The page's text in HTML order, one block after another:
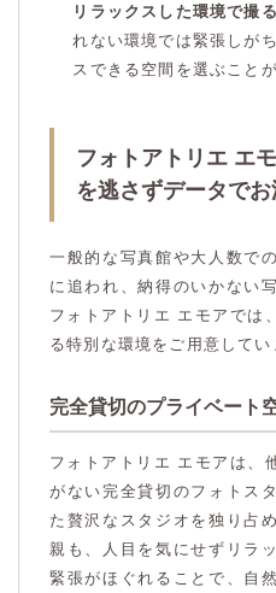
リラックスした環境で撮る
れない環境では緊張しが
スできる空間を選ぶこと
フォトアトリエ エ
を逃さずデータでお
一般的な写真館や大人数で
に追われ、納得のいかない
フォトアトリエ エモアでは
る特別な環境をご用意してい
完全貸切のプライベート
フォトアトリエ エモアは、
がない完全貸切のフォトス
た贅沢なスタジオを独り占
親も、人目を気にせずリラ
緊張がほぐれることで、自